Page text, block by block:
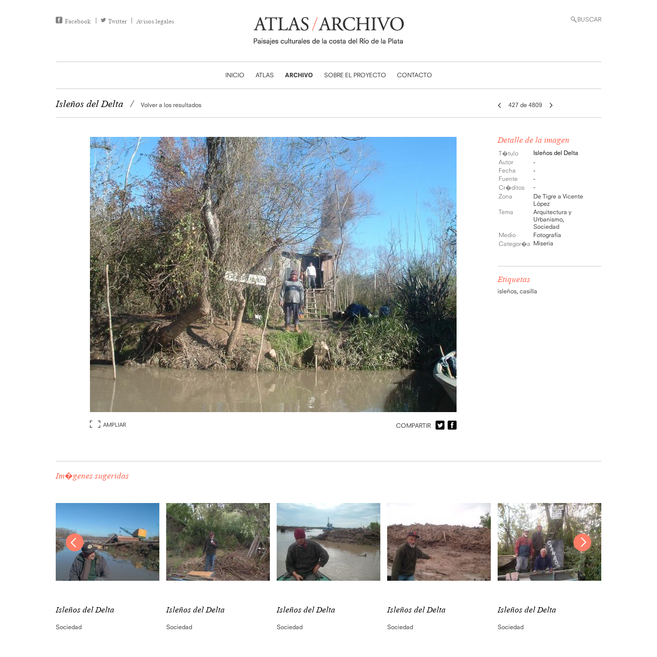
Facebook Twitter Avisos legales BUSCAR
INICIO ATLAS ARCHIVO SOBRE EL PROYECTO CONTACTO
Isleños del Delta / Volver a los resultados 427 de 4809
AMPLIAR COMPARTIR
Detalle de la imagen
T�tulo
Isleños del Delta
Autor
-
Fecha
-
Fuente
-
Cr�ditos
-
Zona
De Tigre a Vicente
López
Tema
Arquitectura y
Urbanismo,
Sociedad
Medio
Fotografía
Categor�a Miseria
Etiquetas
isleños, casilla
Im�genes sugeridas
Isleños del Delta
Sociedad
Isleños del Delta
Sociedad
Isleños del Delta
Sociedad
Isleños del Delta
Sociedad
Isleños del Delta
Sociedad